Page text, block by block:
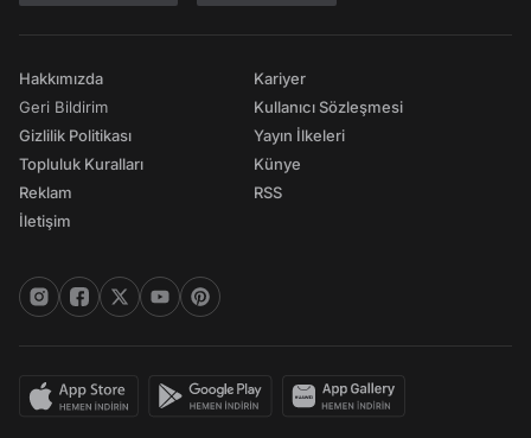
Hakkımızda
Geri Bildirim
Gizlilik Politikası
Topluluk Kuralları
Reklam
İletişim
Kariyer
Kullanıcı Sözleşmesi
Yayın İlkeleri
Künye
RSS